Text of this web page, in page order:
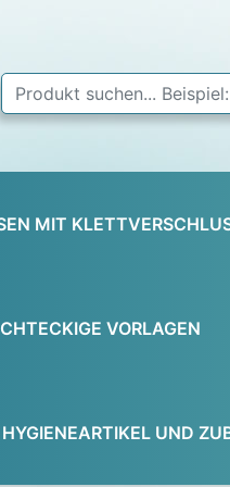
MIT
VORLAGEN
HYGIENEARTIKEL UND